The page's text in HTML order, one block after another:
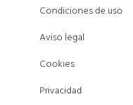
Condiciones de uso
Aviso legal
Cookies
Privacidad